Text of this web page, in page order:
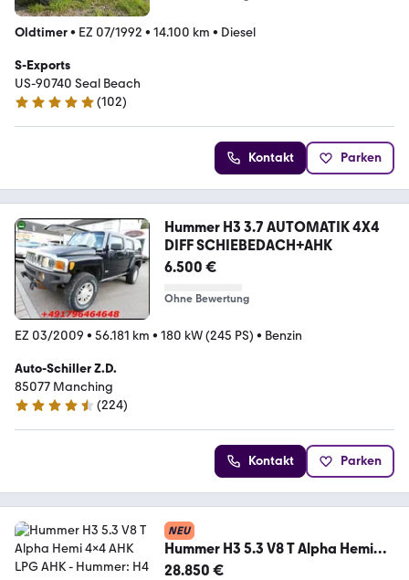
Oldtimer• EZ 07/1992 • 14.100 km • Diesel
S-Exports
US-90740 Seal Beach
4.9 Sterne
(102)
Kontakt Parken
Hummer H3 3.7 AUTOMATIK 4X4
DIFF SCHIEBEDACH+AHK
6.500 €
Ohne Bewertung
EZ 03/2009 • 56.181 km • 180 kW (245 PS) • Benzin
Auto-Schiller Z.D.
85077 Manching
4.7 Sterne
(224)
Kontakt Parken
NEU
Hummer H3 5.3 V8 T Alpha Hemi
4x4 AHK LPG AHK
28.850 €